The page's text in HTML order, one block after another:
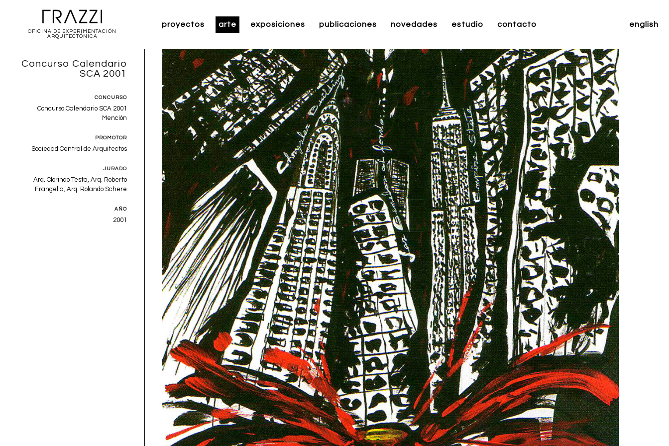
OFICINA DE EXPERIMENTACIÓN
ARQUITECTÓNICA
proyectos arte exposiciones publicaciones novedades estudio contacto english
Concurso Calendario
SCA 2001
CONCURSO
Concurso Calendario SCA 2001
Mención
PROMOTOR
Sociedad Central de Arquitectos
JURADO
Arq. Clorindo Testa, Arq. Roberto
Frangella, Arq. Rolando Schere
AÑO
2001